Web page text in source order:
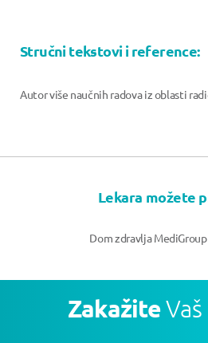
Stručni tekstovi i reference:
Autor više naučnih radova iz oblasti
Lekara možete
Dom zdravlja MediGroup
ZakažiteVaš